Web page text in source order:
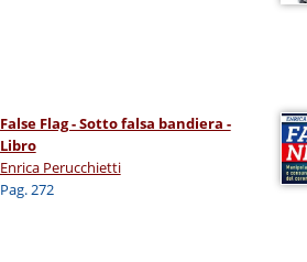
False Flag - Sotto falsa bandiera -
Libro
Enrica Perucchietti
Pag. 272